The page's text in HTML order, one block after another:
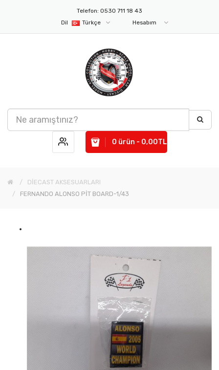
Telefon: 0530 711 18 43
Dil
Türkçe Hesabım
0 ürün - 0,00TL
DİECAST AKSESUARLARI
FERNANDO ALONSO PİT BOARD-1/43